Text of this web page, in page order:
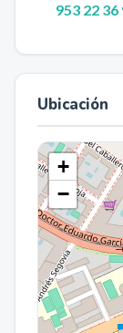
953 22 36
Ubicación
+
−